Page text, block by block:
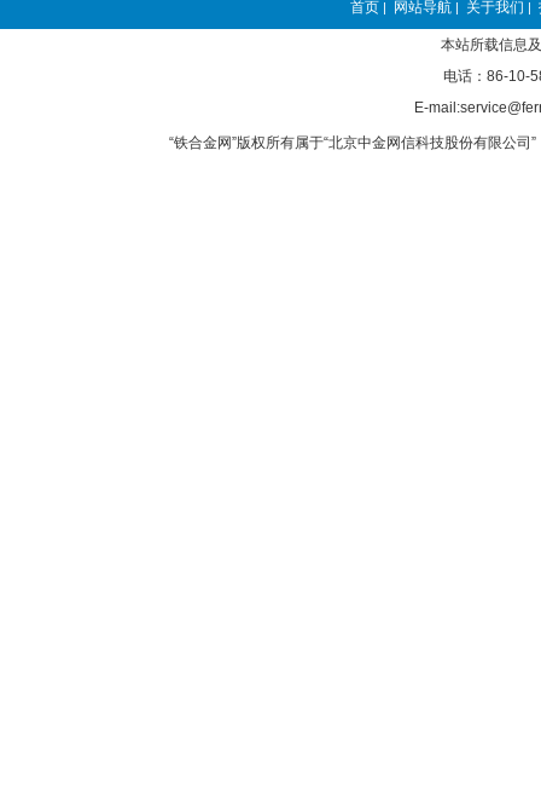
首页 | 网站导航 | 关于我们 |
本站所载信息
电话：86-10-
E-
“铁合金网”版权所有属于“北京中金网信科技股份有限公司